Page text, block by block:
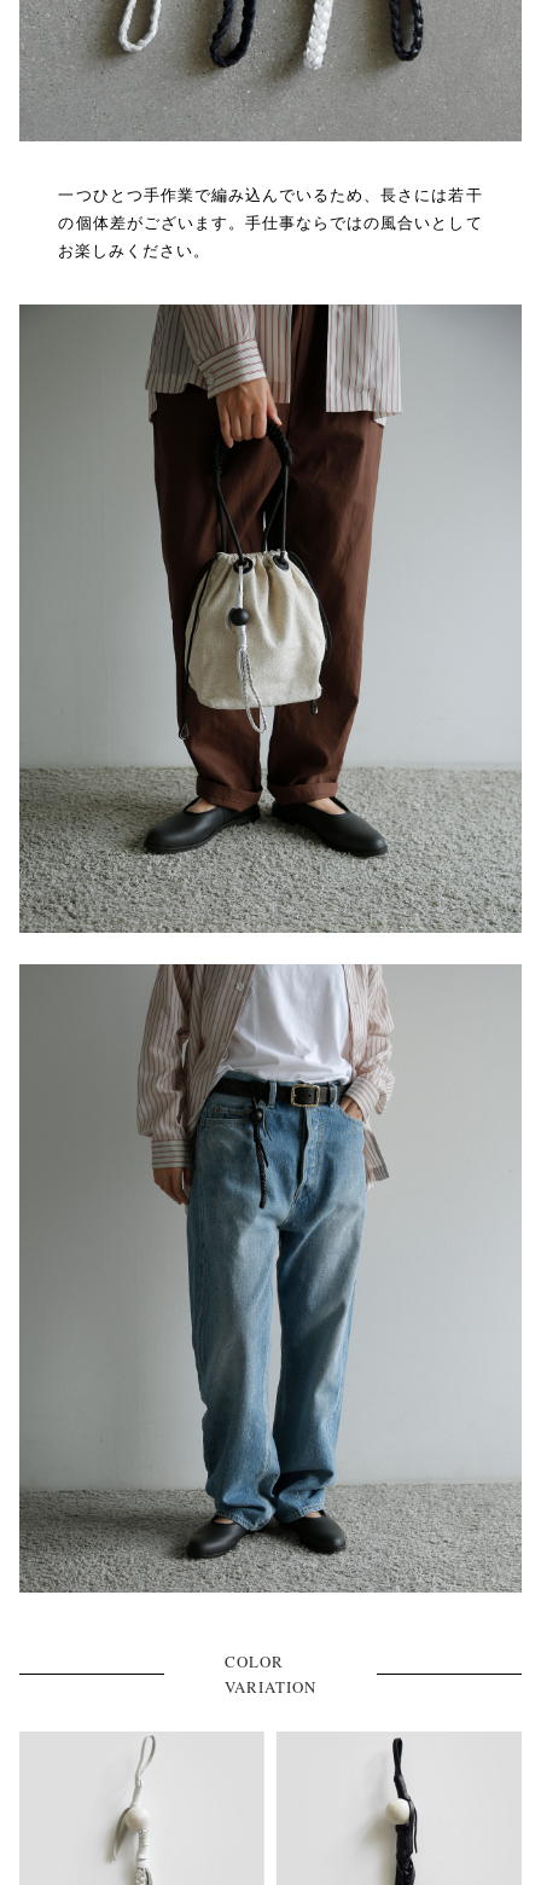
一つひとつ手作業で編み込んでいるため、長さには若干
の個体差がございます。手仕事ならではの風合いとして
お楽しみください。
COLOR
VARIATION